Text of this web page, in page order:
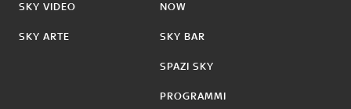
SKY VIDEO
SKY ARTE
NOW
SKY BAR
SPAZI SKY
PROGRAMMI